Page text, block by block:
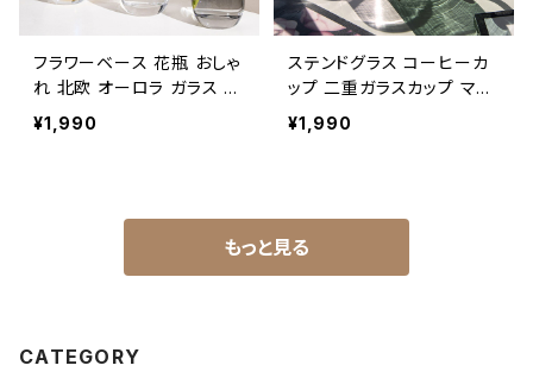
フラワーベース 花瓶 おしゃ
れ 北欧 オーロラ ガラス 高
さ12cm NTFV014
¥1,990
ステンドグラス コーヒーカ
ップ 二重ガラスカップ マグ
カップ NTMC002
¥1,990
もっと見る
CATEGORY